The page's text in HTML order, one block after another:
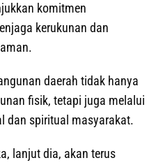
komitmen
kerukunan dan
daerah tidak hanya
fisik, tetapi juga melalui
dan spiritual masyarakat.
lanjut dia, akan terus